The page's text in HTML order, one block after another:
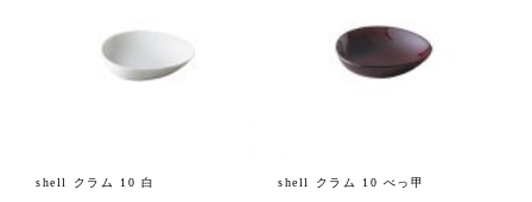
shell クラム 10 白 shell クラム 10 べっ甲